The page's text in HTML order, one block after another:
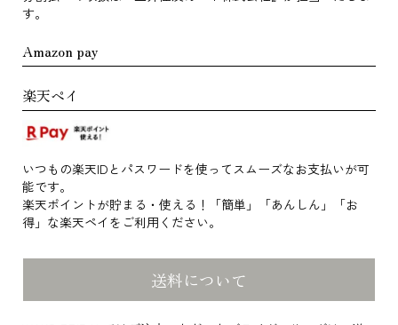
す。
Amazon pay
楽天ペイ
いつもの楽天IDとパスワードを使ってスムーズなお支払いが可
能です。
楽天ポイントが貯まる・使える！「簡単」「あんしん」「お
得」な楽天ペイをご利用ください。
送料について